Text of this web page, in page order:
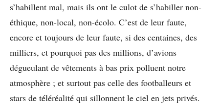
s’habillent mal, mais ils ont le culot de s’habiller non-
éthique, non-local, non-écolo. C’est de leur faute,
encore et toujours de leur faute, si des centaines, des
milliers, et pourquoi pas des millions, d’avions
dégueulant de vêtements à bas prix polluent notre
atmosphère ; et surtout pas celle des footballeurs et
stars de téléréalité qui sillonnent le ciel en jets privés.